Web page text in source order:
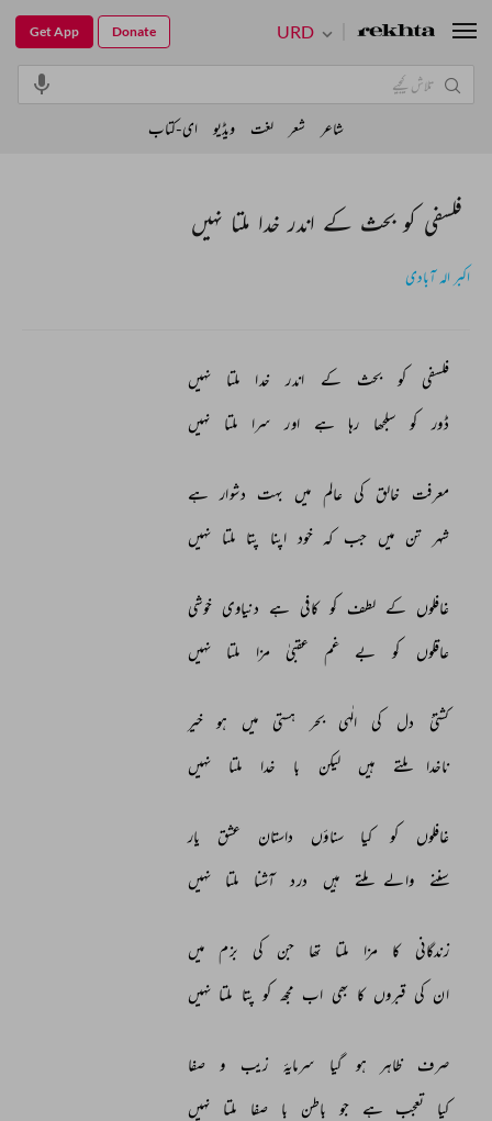
فلسفی کو بحث کے اندر خدا ملتا نہیں
اکبر الہ آبادی
فلسفی کو بحث کے اندر خدا ملتا
نہیں
ڈور
کو سلجھا رہا ہے اور سرا ملتا نہیں
معرفت خالق کی عالم میں بہت دشوار ہے
شہر تن میں جب کہ خود اپنا پتا ملتا نہیں
غافلوں کے لطف کو کافی ہے دنیاوی خوشی
عاقلوں
کو بے غم عقبیٰ مزا ملتا نہیں
کشتئ دل کی الٰہی بحر ہستی میں ہو
خیر
ناخدا
ملتے ہیں لیکن با خدا ملتا نہیں
غافلوں کو کیا سناؤں داستان عشق
یار
سننے
والے ملتے ہیں درد آشنا ملتا نہیں
زندگانی کا مزا ملتا تھا جن کی بزم
میں
ان کی قبروں کا بھی اب مجھ کو پتا ملتا نہیں
صرف ظاہر ہو گیا سرمایۂ زیب و
صفا
کیا
تعجب ہے جو باطن با صفا ملتا نہیں
URD
Get App Donate
شاعر شعر لغت ویڈیو ای-کتاب